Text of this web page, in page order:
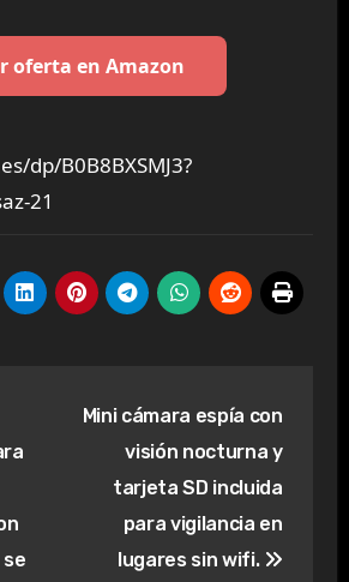
oferta en Amazon
dp/B0B8BXSMJ3?
21
se
Mini cámara espía con
visión nocturna y
tarjeta SD incluida
para vigilancia en
lugares sin wifi.